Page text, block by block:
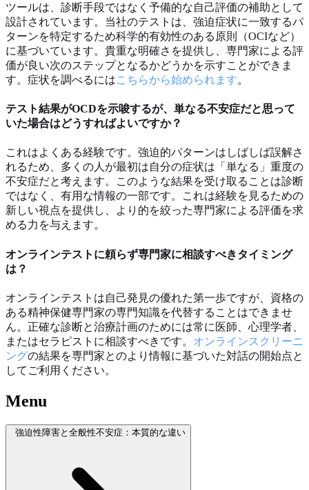
ツールは、診断手段ではなく予備的な自己評価の補助として
設計されています。当社のテストは、強迫症状に一致するパ
ターンを特定するため科学的有効性のある原則（OCIなど）
に基づいています。貴重な明確さを提供し、専門家による評
価が良い次のステップとなるかどうかを示すことができま
す。症状を調べるにはこちらから始められます。
テスト結果がOCDを示唆するが、単なる不安症だと思って
いた場合はどうすればよいですか？
これはよくある経験です。強迫的パターンはしばしば誤解さ
れるため、多くの人が最初は自分の症状は「単なる」重度の
不安症だと考えます。このような結果を受け取ることは診断
ではなく、有用な情報の一部です。これは経験を見るための
新しい視点を提供し、より的を絞った専門家による評価を求
める力を与えます。
オンラインテストに頼らず専門家に相談すべきタイミング
は？
オンラインテストは自己発見の優れた第一歩ですが、資格の
ある精神保健専門家の専門知識を代替することはできませ
ん。正確な診断と治療計画のためには常に医師、心理学者、
またはセラピストに相談すべきです。 オンラインスクリーニ
ングの結果を専門家とのより情報に基づいた対話の開始点と
してご利用ください。
Menu
強迫性障害と全般性不安症：本質的な違い